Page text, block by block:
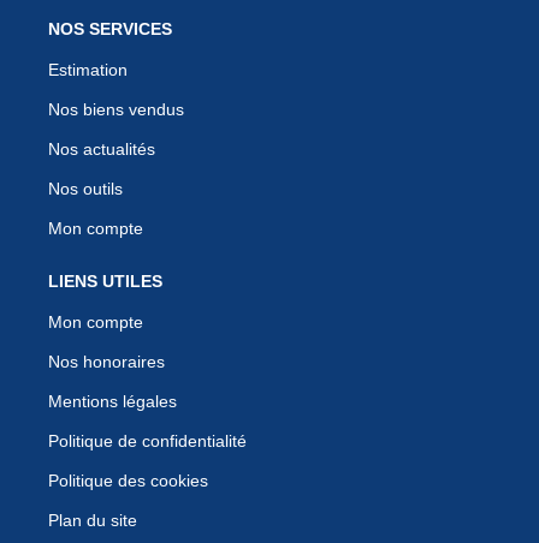
NOS SERVICES
Estimation
Nos biens vendus
Nos actualités
Nos outils
Mon compte
LIENS UTILES
Mon compte
Nos honoraires
Mentions légales
Politique de confidentialité
Politique des cookies
Plan du site